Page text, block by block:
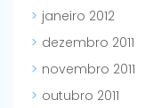
janeiro 2012
dezembro 2011
novembro 2011
outubro 2011